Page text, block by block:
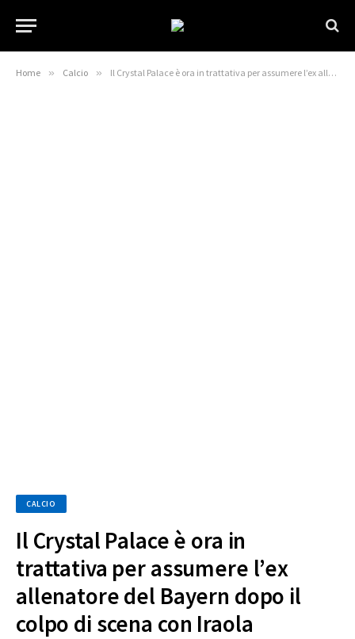
Home » Calcio » Il Crystal Palace è ora in trattativa per assumere l’ex allenatore del Bayern dopo il colpo di scena con Iraola
CALCIO
Il Crystal Palace è ora in
trattativa per assumere l’ex
allenatore del Bayern dopo il
colpo di scena con Iraola